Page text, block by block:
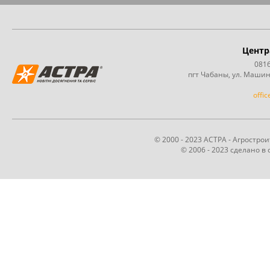
пгт Чабаны, ул.
© 2000 - 2023 АСТРА -
© 2006 - 2023 сделано в